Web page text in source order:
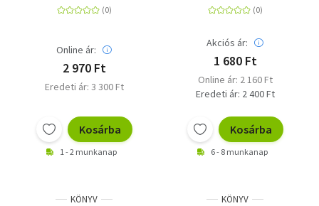
Online ár:
2 970 Ft
Eredeti ár: 3 300 Ft
Kosárba
1 - 2 munkanap
Akciós ár:
1 680 Ft
Online ár: 2 160 Ft
Eredeti ár: 2 400 Ft
Kosárba
6 - 8 munkanap
KÖNYV KÖNYV